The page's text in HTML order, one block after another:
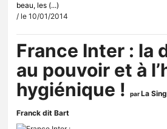
beau, les (...)
/ le 10/01/2014
France Inter : la
au pouvoir et à
hygiénique !
parLa
Franck dit Bart